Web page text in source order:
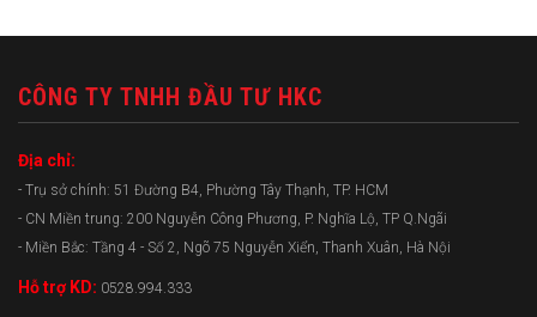
CÔNG TY TNHH ĐẦU TƯ HKC
Địa chỉ:
- Trụ sở chính: 51 Đường B4, Phường Tây Thạnh, TP. HCM
- CN Miền trung: 200 Nguyễn Công Phương, P. Nghĩa Lộ, TP Q.Ngãi
- Miền Bắc: Tầng 4 - Số 2, Ngõ 75 Nguyễn Xiển, Thanh Xuân, Hà Nội
Hỗ trợ KD: 0528.994.333